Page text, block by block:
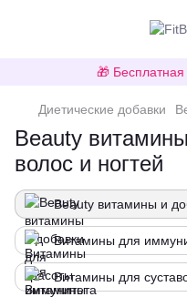
🎁 Бесплатная
Диетические добавки
Beauty
волос и ногтей
Beauty витамины и
Витамины для
Витамины для